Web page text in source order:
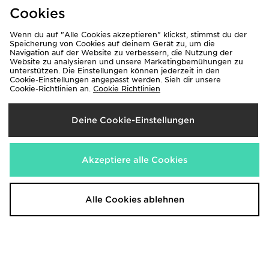
The North Face Cloud Box Hoodie
War85,00€
Jetzt45,00€ - 47%
The North Face Multi Tech
Overhead Hoodie
War85,00€
Jetzt45,00€ - 47%
Hoodie
Cookies
Wenn du auf "Alle Cookies akzeptieren" klickst, stimmst du der
Speicherung von Cookies auf deinem Gerät zu, um die
Navigation auf der Website zu verbessern, die Nutzung der
Website zu analysieren und unsere Marketingbemühungen zu
unterstützen. Die Einstellungen können jederzeit in den
Cookie-Einstellungen angepasst werden. Sieh dir unsere
Cookie-Richtlinien an. Cookie Richtlinien
Deine Cookie-Einstellungen
Akzeptiere alle Cookies
Alle Cookies ablehnen